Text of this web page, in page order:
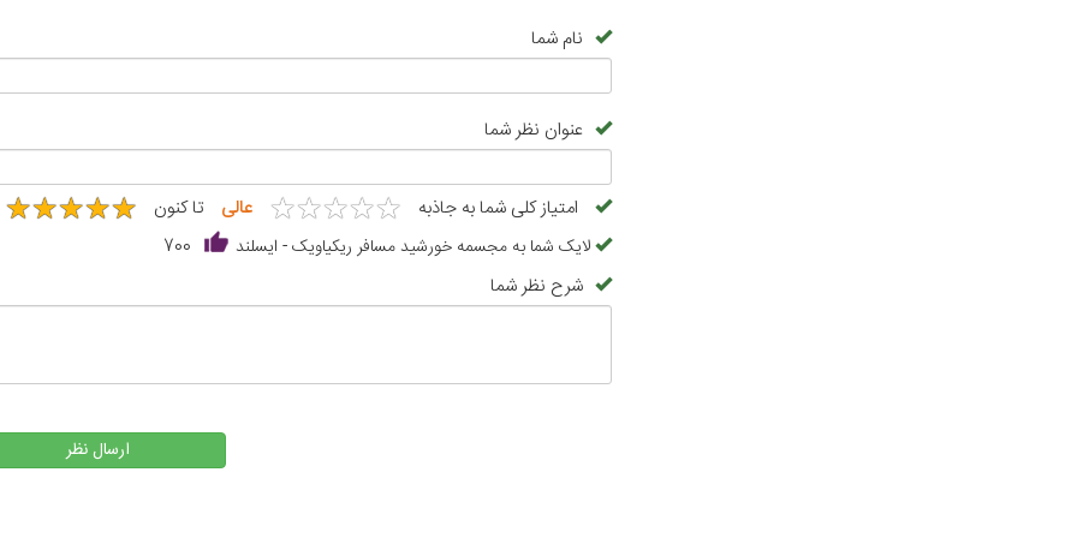
نام شما
عنوان نظر شما
امتیاز کلی شما به جاذبه ★★★★★
★★★★★ عالی تا کنون ★★★★★
★★★★★
لایک شما به مجسمه خورشید مسافر ریکیاویک - ایسلند 700
شرح نظر شما
ارسال نظر